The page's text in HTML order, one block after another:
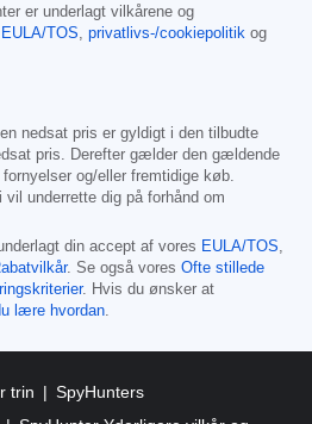
er underlagt vilkårene og
EULA/TOS privatlivs-/cookiepolitik og
nedsat pris er gyldigt i den tilbudte
pris. Derefter gælder den gældende
og/eller fremtidige køb.
underrette dig på forhånd om
din accept af vores EULA/TOS
. Se også vores Ofte stillede
. Hvis du ønsker at
lære hvordan
trin
SpyHunters